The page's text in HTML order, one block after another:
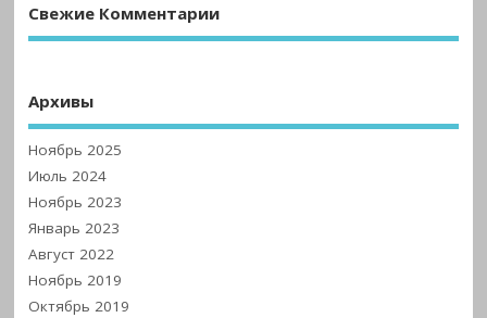
Свежие Комментарии
Архивы
Ноябрь 2025
Июль 2024
Ноябрь 2023
Январь 2023
Август 2022
Ноябрь 2019
Октябрь 2019